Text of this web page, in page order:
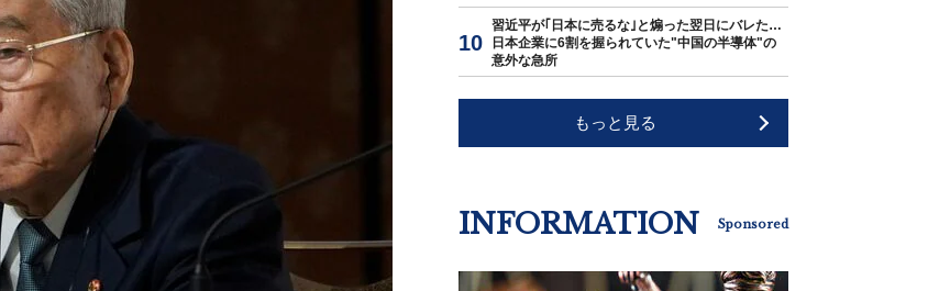
習近平が｢日本に売るな｣と煽った翌日にバレた…
日本企業に6割を握られていた"中国の半導体"の
意外な急所
もっと見る
INFORMATION Sponsored